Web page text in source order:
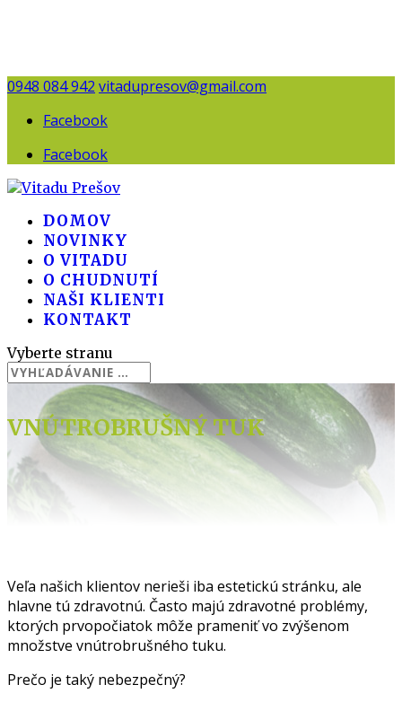
0948 084 942 vitadupresov@gmail.com
Facebook
Facebook
DOMOV
NOVINKY
O VITADU
O CHUDNUTÍ
NAŠI KLIENTI
KONTAKT
Vyberte stranu
VNÚTROBRUŠNÝ TUK
Veľa našich klientov nerieši iba estetickú stránku, ale
hlavne tú zdravotnú. Často majú zdravotné problémy,
ktorých prvopočiatok môže prameniť vo zvýšenom
množstve vnútrobrušného tuku.
Prečo je taký nebezpečný?